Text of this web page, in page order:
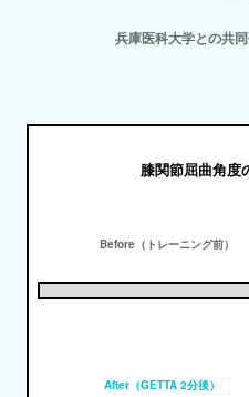
兵庫医科大学との共
膝関節屈曲角度
Before（トレーニング前）
After（GETTA 2分後）